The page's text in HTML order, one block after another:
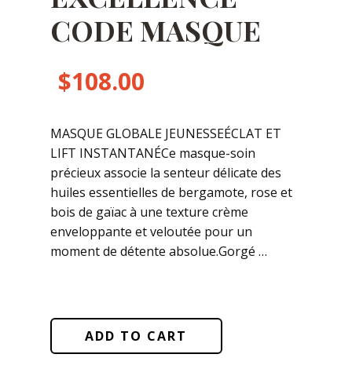
CODE MASQUE
$108.00
MASQUE GLOBALE JEUNESSEÉCLAT ET
LIFT INSTANTANÉCe masque-soin
précieux associe la senteur délicate des
huiles essentielles de bergamote, rose et
bois de gaïac à une texture crème
enveloppante et veloutée pour un
moment de détente absolue.Gorgé …
ADD TO CART